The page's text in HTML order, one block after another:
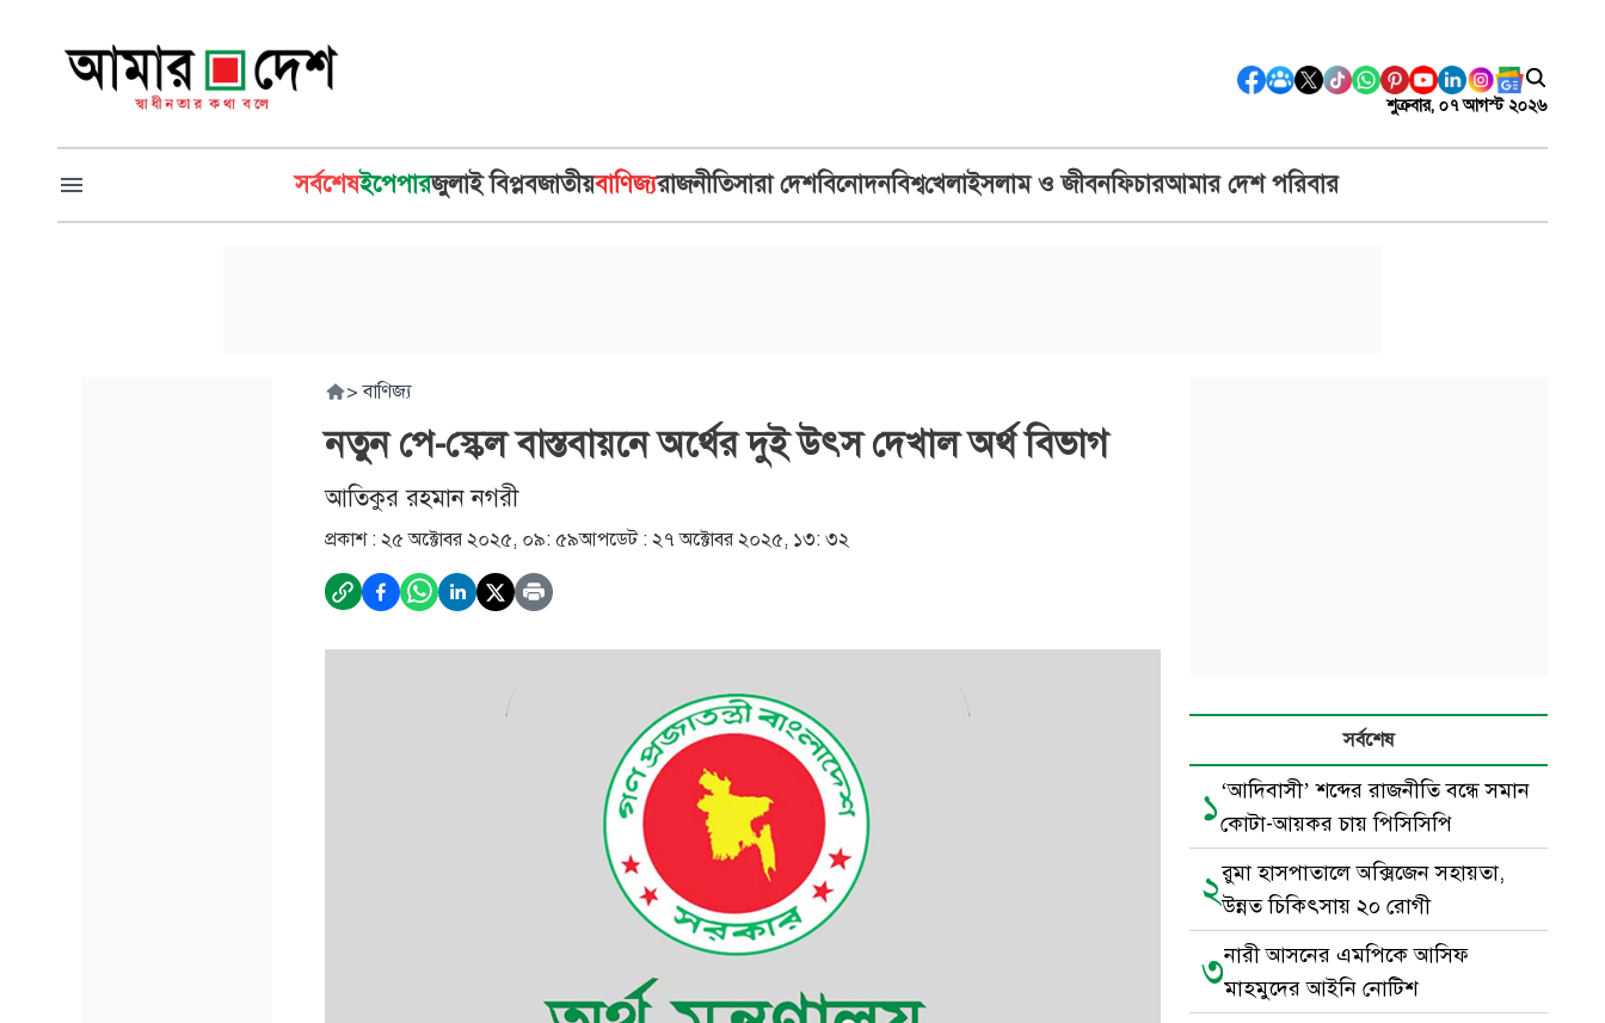
শুক্রবার, ০৭ আগস্ট ২০২৬
সর্বশেষইপেপারজুলাই বিপ্লবজাতীয়বাণিজ্যরাজনীতিসারা দেশবিনোদনবিশ্বখেলাইসলাম ও জীবনফিচারআমার দেশ পরিবার
> বাণিজ্য
নতুন পে-স্কেল বাস্তবায়নে অর্থের দুই উৎস দেখাল অর্থ বিভাগ
আতিকুর রহমান নগরী
প্রকাশ : ২৫ অক্টোবর ২০২৫, ০৯: ৫৯আপডেট : ২৭ অক্টোবর ২০২৫, ১৩: ৩২
সর্বশেষ
১‘আদিবাসী’ শব্দের রাজনীতি বন্ধে সমান
কোটা-আয়কর চায় পিসিসিপি
২রুমা হাসপাতালে অক্সিজেন সহায়তা,
উন্নত চিকিৎসায় ২০ রোগী
৩নারী আসনের এমপিকে আসিফ
মাহমুদের আইনি নোটিশ